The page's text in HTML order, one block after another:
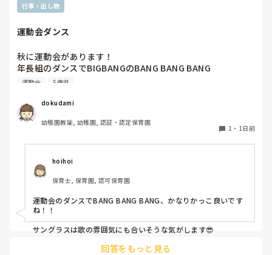
行事・出し物
運動会ダンス
秋に運動会があります！
年長組のダンスでBIGBANGのBANG BANG BANG
踊ります！
運動会 5歳児
dokudami
幼稚園教諭, 幼稚園, 認証・認定保育園
1 ・ 1日前
hoihoi
保育士, 保育園, 認可保育園
運動会のダンスでBANG BANG BANG、かなりかっこ良いです
ね！！
サングラスは歌の雰囲気にも合いそうな気がします😎
回答をもっと見る